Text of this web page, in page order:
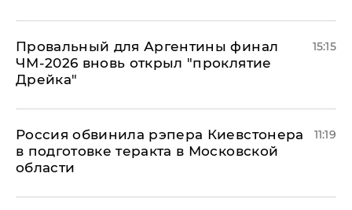
Провальный для Аргентины финал
ЧМ-2026 вновь открыл "проклятие
Дрейка"
15:15
Россия обвинила рэпера Киевстонера
в подготовке теракта в Московской
области
11:19